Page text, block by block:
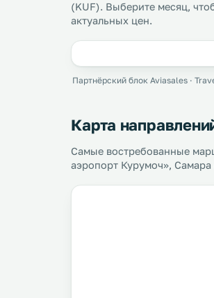
(KUF). Выберите месяц,
актуальных цен.
Партнёрский блок Aviasales ·
Карта
Самые востребованные
аэропорт Курумоч», Самара